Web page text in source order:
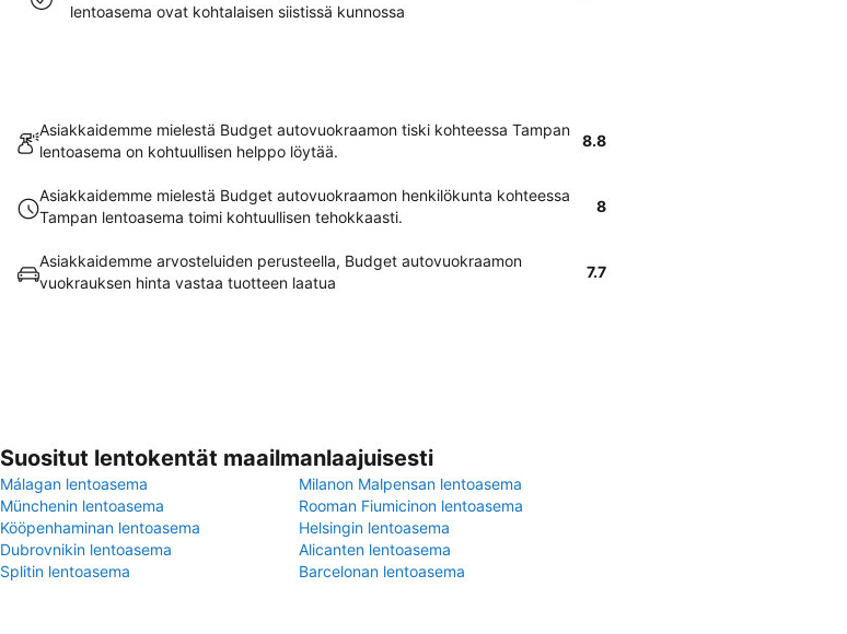
lentoasema ovat kohtalaisen siistissä kunnossa
Asiakkaidemme mielestä Budget autovuokraamon tiski kohteessa Tampan
lentoasema on kohtuullisen helppo löytää.
8.8
Asiakkaidemme mielestä Budget autovuokraamon henkilökunta kohteessa
Tampan lentoasema toimi kohtuullisen tehokkaasti.
8
Asiakkaidemme arvosteluiden perusteella, Budget autovuokraamon
vuokrauksen hinta vastaa tuotteen laatua
7.7
Suositut lentokentät maailmanlaajuisesti
Málagan lentoasema
Milanon Malpensan lentoasema
Münchenin lentoasema
Rooman Fiumicinon lentoasema
Kööpenhaminan lentoasema
Helsingin lentoasema
Dubrovnikin lentoasema
Alicanten lentoasema
Splitin lentoasema
Barcelonan lentoasema